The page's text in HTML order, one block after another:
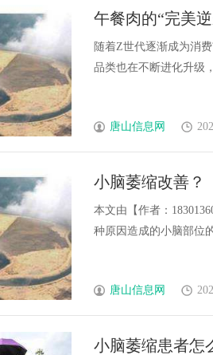
午餐肉的“完美
随着Z世代逐渐成为消
品类也在不断进化升级
唐山信息网
小脑萎缩改善？
本文由【作者：
种原因造成的小脑部位
唐山信息网
小脑萎缩患者怎